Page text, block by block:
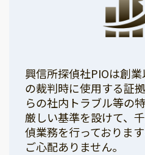
興信所探偵社PIOは創
の裁判時に使用する証
らの社内トラブル等の
厳しい基準を設けて、
偵業務を行っておりま
ご心配ありません。